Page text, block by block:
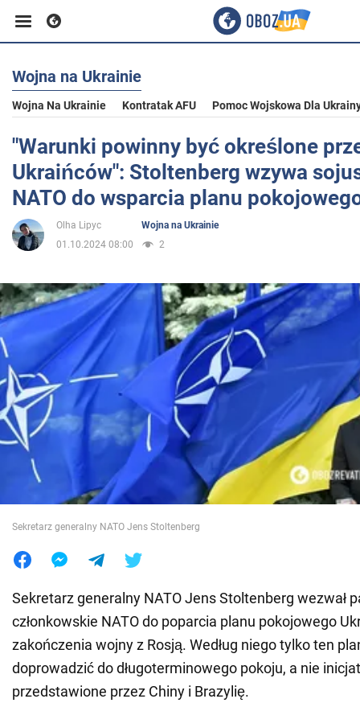
Biznes
Sport
Rozrywka
Życie
Polityka
Społeczeństwo
Wojna na Ukrainie
Świat
Jedzenie
Wojna na Ukrainie
Wojna Na Ukrainie Kontratak AFU Pomoc Wojskowa Dla
"Warunki powinny być określone
Ukraińców": Stoltenberg wzywa
NATO do wsparcia planu
Olha Lipyc
Wojna na Ukrainie
01.10.2024 08:00
2
Sekretarz generalny NATO Jens Stoltenberg
Sekretarz generalny NATO Jens Stoltenberg wezwał
członkowskie NATO do poparcia planu pokojowego
zakończenia wojny z Rosją. Według niego tylko ten
doprowadzić do długoterminowego pokoju, a nie
przedstawione przez Chiny i Brazylię.